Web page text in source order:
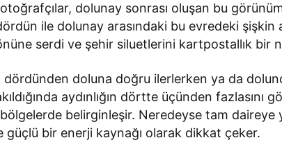
dolunay sonrası oluşan bu
ile dolunay arasındaki bu evredeki şişkin
serdi ve şehir siluetlerini kartpostallık bir
dördünden doluna doğru ilerlerken ya da
aydınlığın dörtte üçünden fazlasını
belirginleşir. Neredeyse tam daireye
güçlü bir enerji kaynağı olarak dikkat çeker.